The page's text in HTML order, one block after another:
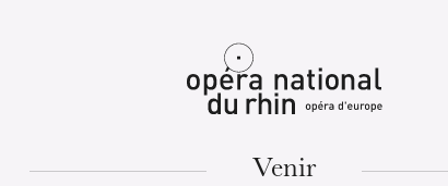
Mulhouse
Venir